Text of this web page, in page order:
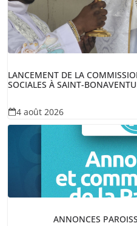
LANCEMENT DE LA
SOCIALES À SAINT-
4 août 2026
ANNONCES